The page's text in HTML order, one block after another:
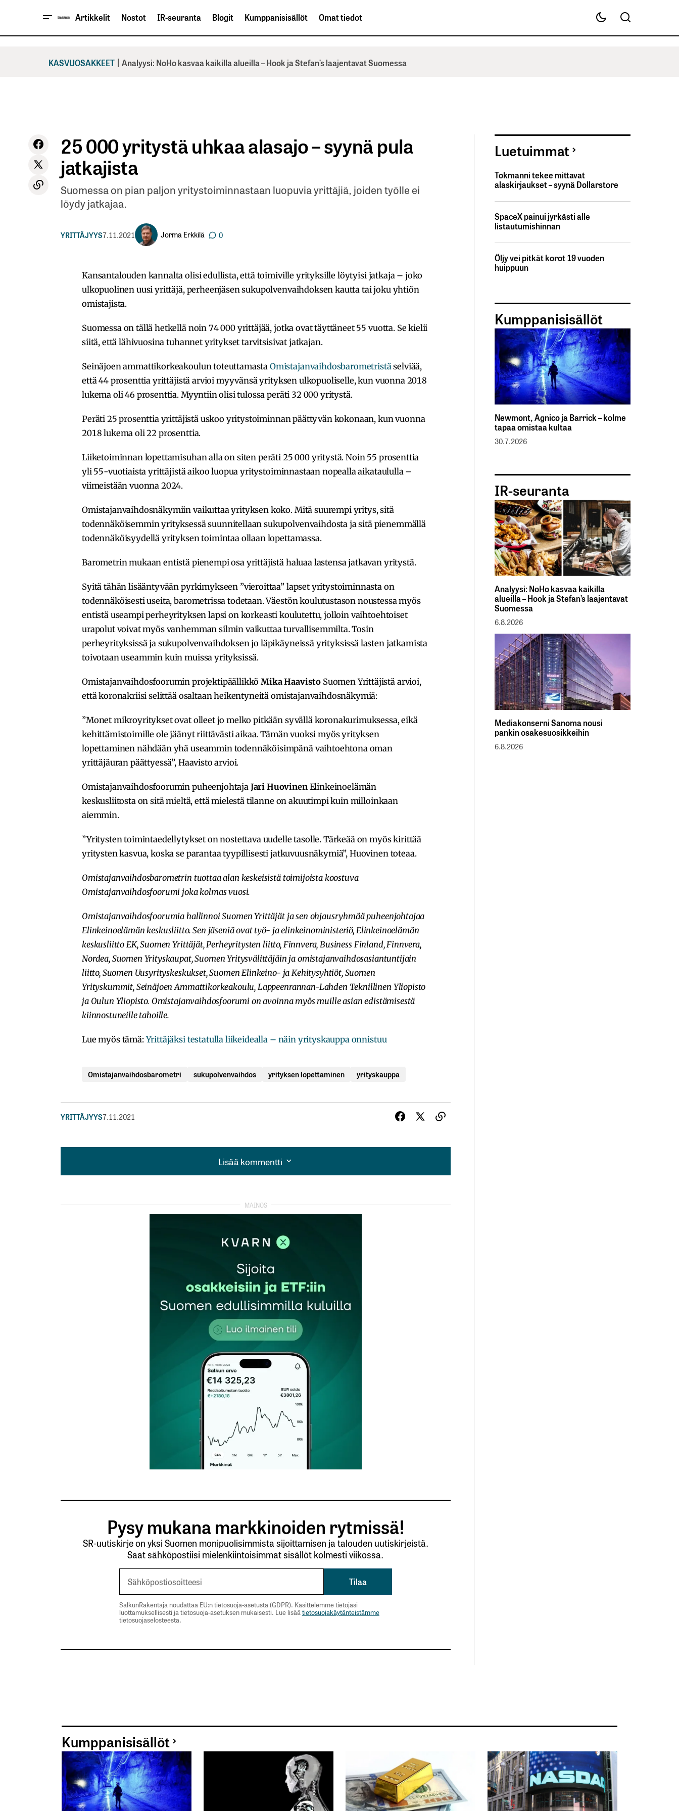
Artikkelit Nostot IR-seuranta Blogit Kumppanisisällöt Omat tiedot
KASVUOSAKKEET | Analyysi: NoHo kasvaa kaikilla alueilla – Hook ja Stefan’s laajentavat Suomessa
25 000 yritystä uhkaa alasajo – syynä pula
jatkajista
Suomessa on pian paljon yritystoiminnastaan luopuvia yrittäjiä, joiden työlle ei
löydy jatkajaa.
YRITTÄJYYS7.11.2021 Jorma Erkkilä 0
Kansantalouden kannalta olisi edullista, että toimiville yrityksille löytyisi jatkaja – joko
ulkopuolinen uusi yrittäjä, perheenjäsen sukupolvenvaihdoksen kautta tai joku yhtiön
omistajista.
Suomessa on tällä hetkellä noin 74 000 yrittäjää, jotka ovat täyttäneet 55 vuotta. Se kielii
siitä, että lähivuosina tuhannet yritykset tarvitsisivat jatkajan.
Seinäjoen ammattikorkeakoulun toteuttamasta Omistajanvaihdosbarometristä selviää,
että 44 prosenttia yrittäjistä arvioi myyvänsä yrityksen ulkopuoliselle, kun vuonna 2018
lukema oli 46 prosenttia. Myyntiin olisi tulossa peräti 32 000 yritystä.
Peräti 25 prosenttia yrittäjistä uskoo yritystoiminnan päättyvän kokonaan, kun vuonna
2018 lukema oli 22 prosenttia.
Liiketoiminnan lopettamisuhan alla on siten peräti 25 000 yritystä. Noin 55 prosenttia
yli 55-vuotiaista yrittäjistä aikoo luopua yritystoiminnastaan nopealla aikataululla –
viimeistään vuonna 2024.
Omistajanvaihdosnäkymiin vaikuttaa yrityksen koko. Mitä suurempi yritys, sitä
todennäköisemmin yrityksessä suunnitellaan sukupolvenvaihdosta ja sitä pienemmällä
todennäköisyydellä yrityksen toimintaa ollaan lopettamassa.
Barometrin mukaan entistä pienempi osa yrittäjistä haluaa lastensa jatkavan yritystä.
Syitä tähän lisääntyvään pyrkimykseen ”vieroittaa” lapset yritystoiminnasta on
todennäköisesti useita, barometrissa todetaan. Väestön koulutustason noustessa myös
entistä useampi perheyrityksen lapsi on korkeasti koulutettu, jolloin vaihtoehtoiset
urapolut voivat myös vanhemman silmin vaikuttaa turvallisemmilta. Tosin
perheyrityksissä ja sukupolvenvaihdoksen jo läpikäyneissä yrityksissä lasten jatkamista
toivotaan useammin kuin muissa yrityksissä.
Omistajanvaihdosfoorumin projektipäällikkö Mika Haavisto Suomen Yrittäjistä arvioi,
että koronakriisi selittää osaltaan heikentyneitä omistajanvaihdosnäkymiä:
”Monet mikroyritykset ovat olleet jo melko pitkään syvällä koronakurimuksessa, eikä
kehittämistoimille ole jäänyt riittävästi aikaa. Tämän vuoksi myös yrityksen
lopettaminen nähdään yhä useammin todennäköisimpänä vaihtoehtona oman
yrittäjäuran päättyessä”, Haavisto arvioi.
Omistajanvaihdosfoorumin puheenjohtaja Jari Huovinen Elinkeinoelämän
keskusliitosta on sitä mieltä, että mielestä tilanne on akuutimpi kuin milloinkaan
aiemmin.
”Yritysten toimintaedellytykset on nostettava uudelle tasolle. Tärkeää on myös kirittää
yritysten kasvua, koska se parantaa tyypillisesti jatkuvuusnäkymiä”, Huovinen toteaa.
Omistajanvaihdosbarometrin tuottaa alan keskeisistä toimijoista koostuva
Omistajanvaihdosfoorumi joka kolmas vuosi.
Omistajanvaihdosfoorumia hallinnoi Suomen Yrittäjät ja sen ohjausryhmää puheenjohtajaa
Elinkeinoelämän keskusliitto. Sen jäseniä ovat työ- ja elinkeinoministeriö, Elinkeinoelämän
keskusliitto EK, Suomen Yrittäjät, Perheyritysten liitto, Finnvera, Business Finland, Finnvera,
Nordea, Suomen Yrityskaupat, Suomen Yritysvälittäjäin ja omistajanvaihdosasiantuntijain
liitto, Suomen Uusyrityskeskukset, Suomen Elinkeino- ja Kehitysyhtiöt, Suomen
Yrityskummit, Seinäjoen Ammattikorkeakoulu, Lappeenrannan-Lahden Teknillinen Yliopisto
ja Oulun Yliopisto. Omistajanvaihdosfoorumi on avoinna myös muille asian edistämisestä
kiinnostuneille tahoille.
Lue myös tämä:Yrittäjäksi testatulla liikeidealla – näin yrityskauppa onnistuu
Omistajanvaihdosbarometri sukupolvenvaihdos yrityksen lopettaminen yrityskauppa
YRITTÄJYYS7.11.2021
Lisää kommentti
Lisää kommentti
Pakolliset kentät on merkitty
Sähköpostiosoitteesi
Pysy mukana markkinoiden rytmissä!
SR-uutiskirje on yksi Suomen monipuolisimmista sijoittamisen ja talouden uutiskirjeistä.
Saat sähköpostiisi mielenkiintoisimmat sisällöt kolmesti viikossa.
SalkunRakentaja noudattaa EU:n tietosuoja-asetusta (GDPR). Käsittelemme tietojasi
luottamuksellisesti ja tietosuoja-asetuksen mukaisesti. Lue lisäätietosuojakäytänteistämme
tietosuojaselosteesta.
Luetuimmat
Tokmanni tekee mittavat
alaskirjaukset – syynä Dollarstore
SpaceX painui jyrkästi alle
listautumishinnan
Öljy vei pitkät korot 19 vuoden
huippuun
Kumppanisisällöt
Newmont, Agnico ja Barrick – kolme
tapaa omistaa kultaa
30.7.2026
IR-seuranta
Analyysi: NoHo kasvaa kaikilla
alueilla – Hook ja Stefan’s laajentavat
Suomessa
6.8.2026
Mediakonserni Sanoma nousi
pankin osakesuosikkeihin
6.8.2026
Kumppanisisällöt